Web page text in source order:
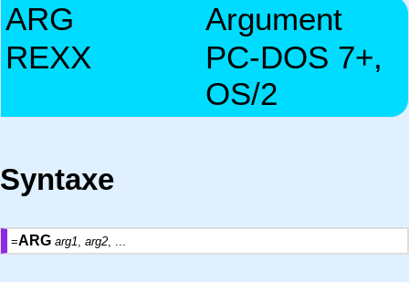
ARG
Argument
REXX
PC-DOS 7+,
OS/2
Syntaxe
=ARG arg1, arg2, ...